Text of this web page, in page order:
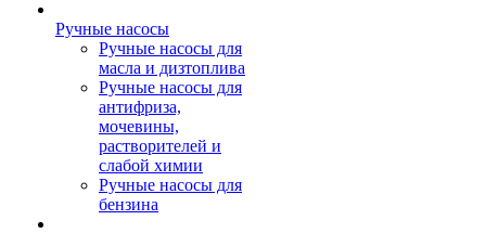
Ручные насосы
Ручные насосы для
масла и дизтоплива
Ручные насосы для
антифриза,
мочевины,
растворителей и
слабой химии
Ручные насосы для
бензина